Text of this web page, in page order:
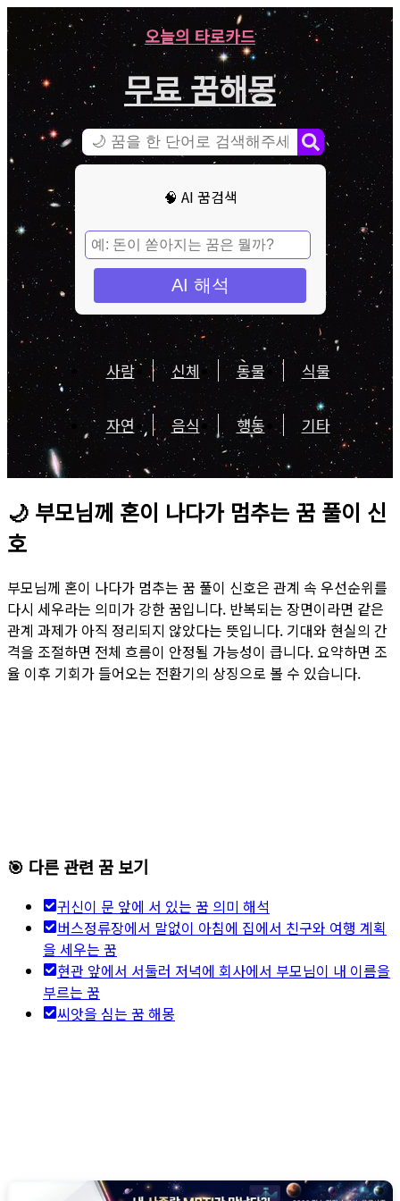
오늘의 타로카드
무료 꿈해몽
🧠 AI 꿈검색
AI 해석
사람 신체 동물 식물
자연 음식 행동 기타
🌙 부모님께 혼이 나다가 멈추는 꿈 풀이 신
호
부모님께 혼이 나다가 멈추는 꿈 풀이 신호은 관계 속 우선순위를
다시 세우라는 의미가 강한 꿈입니다. 반복되는 장면이라면 같은
관계 과제가 아직 정리되지 않았다는 뜻입니다. 기대와 현실의 간
격을 조절하면 전체 흐름이 안정될 가능성이 큽니다. 요약하면 조
율 이후 기회가 들어오는 전환기의 상징으로 볼 수 있습니다.
🎯 다른 관련 꿈 보기
귀신이 문 앞에 서 있는 꿈 의미 해석
버스정류장에서 말없이 아침에 집에서 친구와 여행 계획
을 세우는 꿈
현관 앞에서 서둘러 저녁에 회사에서 부모님이 내 이름을
부르는 꿈
씨앗을 심는 꿈 해몽